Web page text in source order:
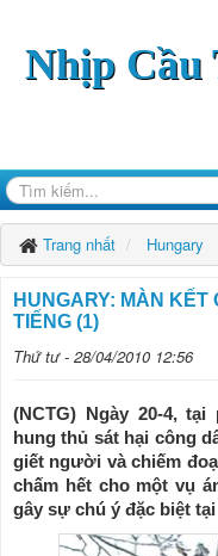
Nhịp Cầu
Trang nhất Hungary
HUNGARY: MÀN KẾT
TIẾNG (1)
Thứ tư - 28/04/2010 12:56
(NCTG) Ngày 20-4,
hung thủ sát hại công
giết người và chiếm
chấm hết cho một vụ
gây sự chú ý đặc biệt